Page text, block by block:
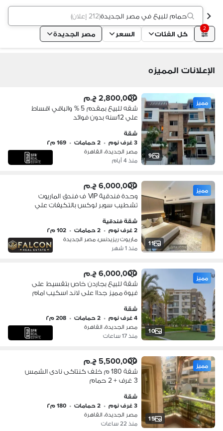
حمام للبيع في مصر الجديدة(212 إعلان )
2
كل الفئات السعر مصر الجديدة
الإعلانات المميزه
9
مميز 2,800,000 ج.م
شقه للبيع بمقدم 5 % والباقي اقساط
علي 12سنه بدون فوائد
شقة
3 غرف نوم
• 2 حمامات • 169 م٢
مصر الجديدة، القاهرة
منذ 4 أيام
11
مميز 6,000,000 ج.م
وحدة فندقية VIP ف فندق الماريوت
تشطيب سوبر لوكس بالتكيفات علي
Residences Heliopolis
شقة فندقية
2 غرف نوم
• 2 حمامات • 102 م٢
ماريوت ريزيدنس، مصر الجديدة
منذ 1 شهر
10
مميز 6,000,000 ج.م
شقة للبيع بجاردن خاص بتقسيط على
فيوة مميز جداا على لاند اسكيب امام
مصرالجديدة
شقة
4 غرف نوم
• 2 حمامات • 208 م٢
مصر الجديدة، القاهرة
منذ 17 ساعات
15
مميز 5,500,000 ج.م
شقة 180 م خلف كنتاكى نادى الشمس
3 غرف + 2 حمام
شقة
3 غرف نوم
• 2 حمامات • 180 م٢
مصر الجديدة، القاهرة
منذ 22 ساعات